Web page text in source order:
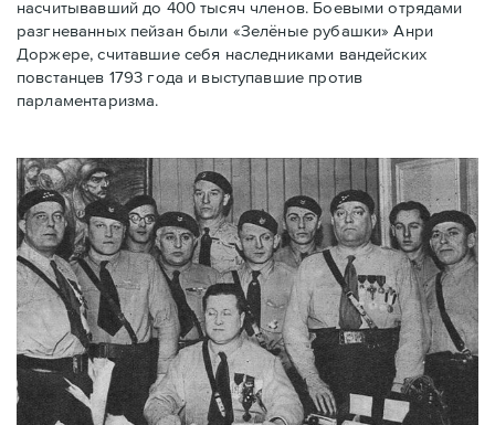
насчитывавший до 400 тысяч членов. Боевыми отрядами
разгневанных пейзан были «Зелёные рубашки» Анри
Доржере, считавшие себя наследниками вандейских
повстанцев 1793 года и выступавшие против
парламентаризма.